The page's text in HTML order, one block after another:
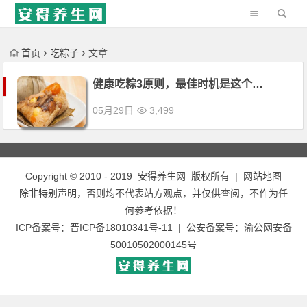
'); })();
首页 吃粽子 文章
健康吃粽3原则，最佳时机是这个…
05月29日 3,499
Copyright © 2010 - 2019 安得养生网 版权所有 |
网站地图
除非特别声明，否则均不代表站方观点，并仅供查阅，不作为任
何参考依据！
ICP备案号： 晋ICP备18010341号-11 | 公安备案号： 渝公网安备
50010502000145号